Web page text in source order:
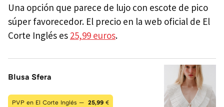
Una opción que parece de lujo con escote de pico
súper favorecedor. El precio en la web oficial de El
Corte Inglés es 25,99 euros.
Blusa Sfera
PVP en El Corte Inglés — 25,99 €